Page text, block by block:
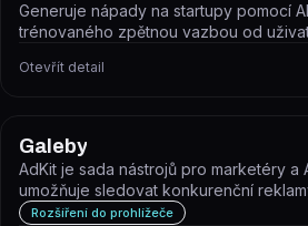
Generuje nápady na startupy pomocí
trénovaného zpětnou vazbou od
Otevřít detail
Galeby
AdKit je sada nástrojů pro marketéry a
umožňuje sledovat konkurenční
Rozšíření do prohlížeče